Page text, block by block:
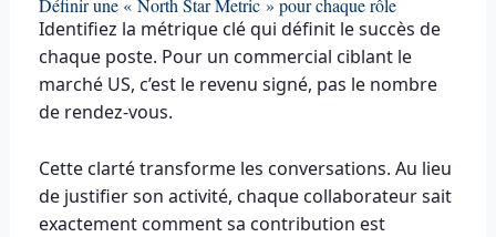
Définir une « North Star Metric » pour chaque rôle
Identifiez la métrique clé qui définit le succès de
chaque poste. Pour un commercial ciblant le
marché US, c’est le revenu signé, pas le nombre
de rendez-vous.
Cette clarté transforme les conversations. Au lieu
de justifier son activité, chaque collaborateur sait
exactement comment sa contribution est